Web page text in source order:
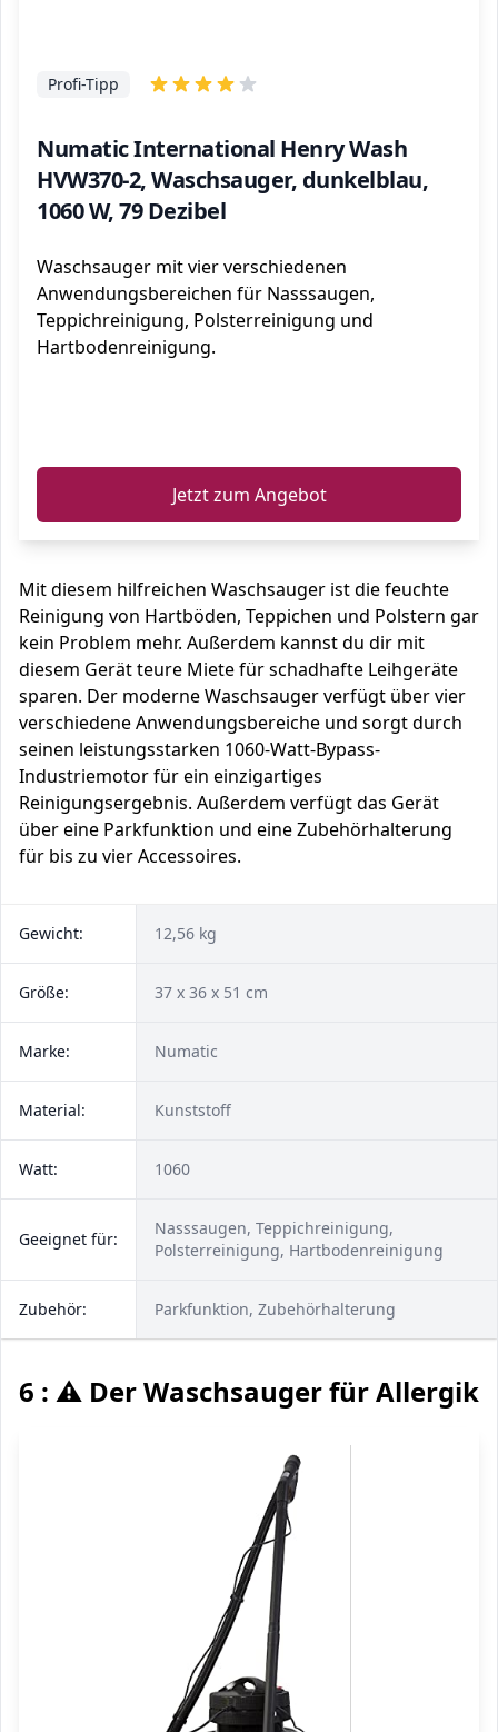
Numatic International Henry Wash
HVW370-2, Waschsauger, dunkelblau,
1060 W, 79 Dezibel
Profi-Tipp
Waschsauger mit vier verschiedenen
Anwendungsbereichen für Nasssaugen,
Teppichreinigung, Polsterreinigung und
Hartbodenreinigung.
Jetzt zum Angebot
Mit diesem hilfreichen Waschsauger ist die feuchte
Reinigung von Hartböden, Teppichen und Polstern gar
kein Problem mehr. Außerdem kannst du dir mit
diesem Gerät teure Miete für schadhafte Leihgeräte
sparen. Der moderne Waschsauger verfügt über vier
verschiedene Anwendungsbereiche und sorgt durch
seinen leistungsstarken 1060-Watt-Bypass-
Industriemotor für ein einzigartiges
Reinigungsergebnis. Außerdem verfügt das Gerät
über eine Parkfunktion und eine Zubehörhalterung
für bis zu vier Accessoires.
Gewicht: 12,56 kg
Größe: ‎37 x 36 x 51 cm
Marke: ‎Numatic
Material: Kunststoff
Watt: 1060
Geeignet für:
Nasssaugen, Teppichreinigung,
Polsterreinigung, Hartbodenreinigung
Zubehör: Parkfunktion, Zubehörhalterung
6 : ⚠️ Der Waschsauger für